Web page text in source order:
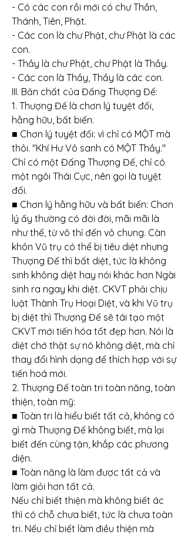
- Có các con rồi mới có chư Thần,
Thánh, Tiên, Phật.
- Các con là chư Phật, chư Phật là các
con.
- Thầy là chư Phật, chư Phật là Thầy.
- Các con là Thầy, Thầy là các con.
III. Bản chất của Đấng Thượng Đế:
1. Thượng Đế là chơn lý tuyệt đối,
hằng hữu, bất biến.
■ Chơn lý tuyệt đối: vì chỉ có MỘT mà
thôi. "Khí Hư Vô sanh có MỘT Thầy."
Chỉ có một Đấng Thượng Đế, chỉ có
một ngôi Thái Cực, nên gọi là tuyệt
đối.
■ Chơn lý hằng hữu và bất biến: Chơn
lý ấy thường có đời đời, mãi mãi là
như thế, từ vô thỉ đến vô chung. Càn
khôn Vũ trụ có thể bị tiêu diệt nhưng
Thượng Đế thì bất diệt, tức là không
sinh không diệt hay nói khác hơn Ngài
sinh ra ngay khi diệt. CKVT phải chịu
luật Thành Trụ Hoại Diệt, và khi Vũ trụ
bị diệt thì Thượng Đế sẽ tái tạo một
CKVT mới tiến hóa tốt đẹp hơn. Nói là
diệt chớ thật sự nó không diệt, mà chỉ
thay đổi hình dạng để thích hợp với sự
tiến hoá mới.
2. Thượng Đế toàn tri toàn năng, toàn
thiện, toàn mỹ:
■ Toàn tri là hiểu biết tất cả, không có
gì mà Thượng Đế không biết, mà lại
biết đến cùng tận, khắp các phương
diện.
■ Toàn năng là làm được tất cả và
làm giỏi hơn tất cả.
Nếu chỉ biết thiện mà không biết ác
thì có chỗ chưa biết, tức là chưa toàn
tri. Nếu chỉ biết làm điều thiện mà